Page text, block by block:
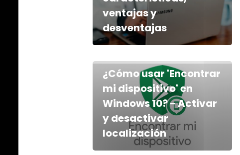
ventajas y
desventajas
¿Cómo usar 'Encontrar
mi dispositivo' en
Windows 10? - Activar
y desactivar
localización